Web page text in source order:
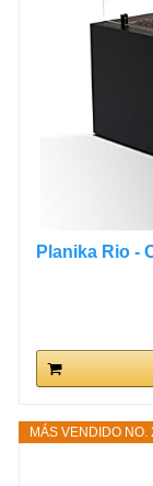
Planika Rio -
MÁS VENDIDO NO.